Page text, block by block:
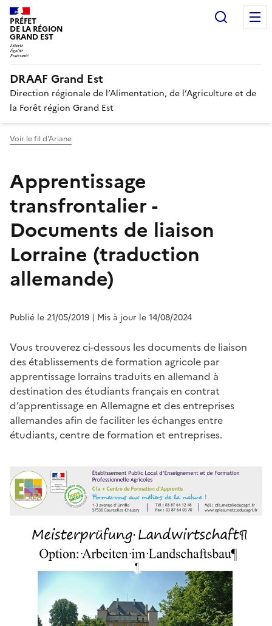
PRÉFET
DE LA RÉGION
GRAND EST
DRAAF Grand Est
Direction régionale de l’Alimentation, de l’Agriculture et de
la Forêt région Grand Est
Voir le fil d'Ariane
Apprentissage
transfrontalier -
Documents de liaison
Lorraine (traduction
allemande)
Publié le 21/05/2019 | Mis à jour le 14/08/2024
Vous trouverez ci-dessous les documents de liaison
des établissements de formation agricole par
apprentissage lorrains traduits en allemand à
destination des étudiants français en contrat
d’apprentissage en Allemagne et des entreprises
allemandes afin de faciliter les échanges entre
étudiants, centre de formation et entreprises.